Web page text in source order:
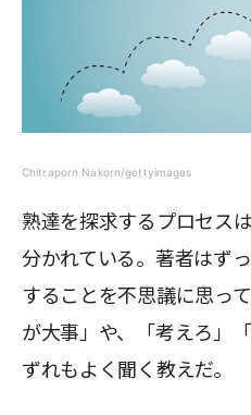
Chitraporn Nakorn/gettyimages
熟達を探求するプロセス
分かれている。著者はず
することを不思議に思っ
が大事」や、「考えろ」
ずれもよく聞く教えだ。